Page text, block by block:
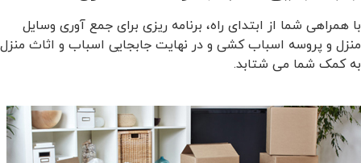
با همراهی شما از ابتدای راه، برنامه ریزی برای جمع آوری وسایل
منزل و پروسه اسباب کشی و در نهایت جابجایی اسباب و اثاث منزل
به کمک شما می شتابد.